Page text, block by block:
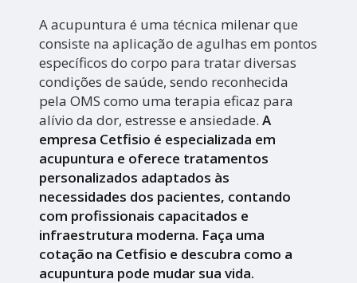
A acupuntura é uma técnica milenar que
consiste na aplicação de agulhas em pontos
específicos do corpo para tratar diversas
condições de saúde, sendo reconhecida
pela OMS como uma terapia eficaz para
alívio da dor, estresse e ansiedade.A
empresa Cetfisio é especializada em
acupuntura e oferece tratamentos
personalizados adaptados às
necessidades dos pacientes, contando
com profissionais capacitados e
infraestrutura moderna. Faça uma
cotação na Cetfisio e descubra como a
acupuntura pode mudar sua vida.